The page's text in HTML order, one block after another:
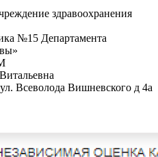
здравоохранения
№15 Департамента
Всеволода Вишневского д 4а